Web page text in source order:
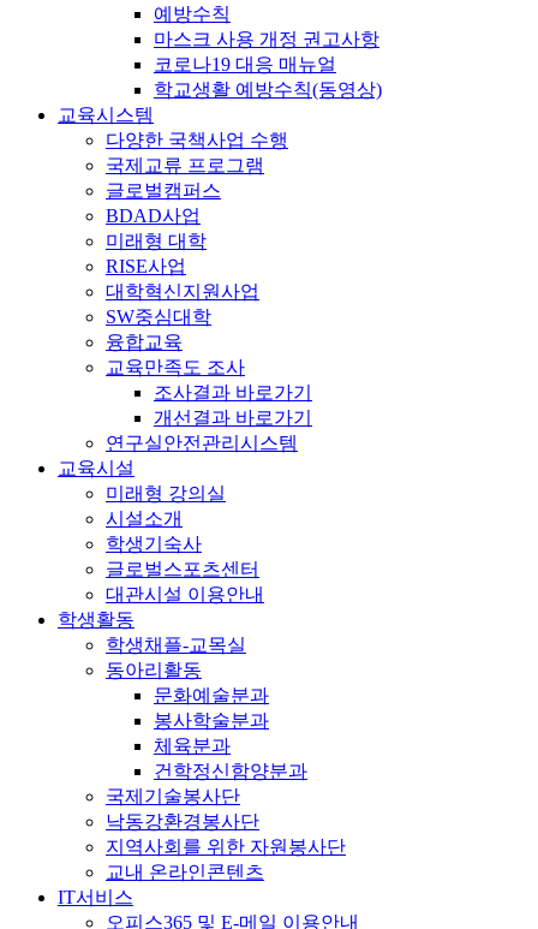
예방수칙
마스크 사용 개정 권고사항
코로나19 대응 매뉴얼
학교생활 예방수칙(동영상)
교육시스템
다양한 국책사업 수행
국제교류 프로그램
글로벌캠퍼스
BDAD사업
미래형 대학
RISE사업
대학혁신지원사업
SW중심대학
융합교육
교육만족도 조사
조사결과 바로가기
개선결과 바로가기
연구실안전관리시스템
교육시설
미래형 강의실
시설소개
학생기숙사
글로벌스포츠센터
대관시설 이용안내
학생활동
학생채플-교목실
동아리활동
문화예술분과
봉사학술분과
체육분과
건학정신함양분과
국제기술봉사단
낙동강환경봉사단
지역사회를 위한 자원봉사단
교내 온라인콘텐츠
IT서비스
오피스365 및 E-메일 이용안내